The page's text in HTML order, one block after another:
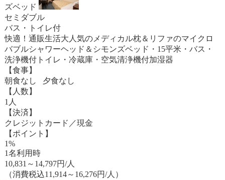
ズベッド
セミダブル
バス・トイレ付
快適！通販生活大人気のメディカル枕＆リファのマイクロ
バブルシャワーヘッド＆シモンズベッド・15平米・バス・
洗浄機付トイレ・冷蔵庫・空気清浄機付加湿器
【食事】
朝食なし 夕食なし
【人数】
1人
【決済】
クレジットカード／現金
【ポイント】
1%
1名利用時
10,831 ～ 14,797円/人
（消費税込11,914～16,276円/人）